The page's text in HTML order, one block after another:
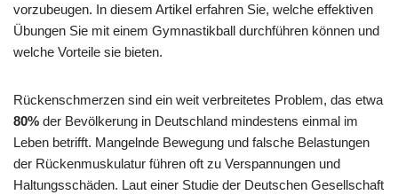
vorzubeugen. In diesem Artikel erfahren Sie, welche effektiven
Übungen Sie mit einem Gymnastikball durchführen können und
welche Vorteile sie bieten.
Rückenschmerzen sind ein weit verbreitetes Problem, das etwa
80% der Bevölkerung in Deutschland mindestens einmal im
Leben betrifft. Mangelnde Bewegung und falsche Belastungen
der Rückenmuskulatur führen oft zu Verspannungen und
Haltungsschäden. Laut einer Studie der Deutschen Gesellschaft